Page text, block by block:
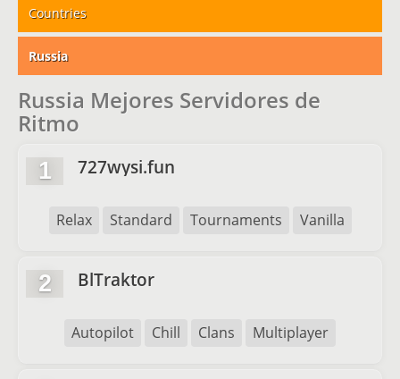
Countries
Russia
Russia Mejores Servidores de
Ritmo
1 727wysi.fun
Relax Standard Tournaments Vanilla
2 BlTraktor
Autopilot Chill Clans Multiplayer